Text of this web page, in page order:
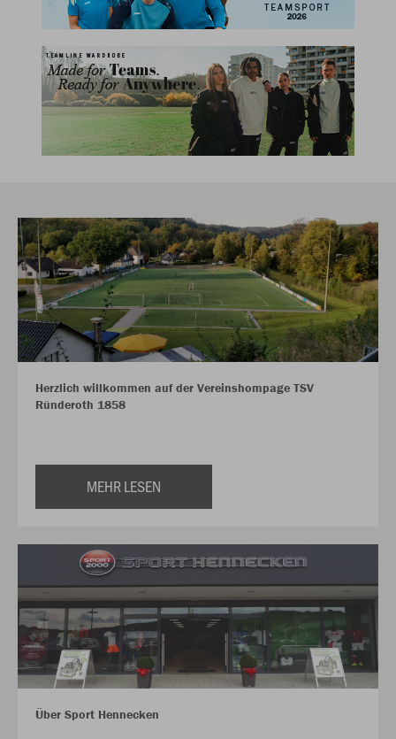
Herzlich willkommen auf der Vereinshompage TSV
Ründeroth 1858
MEHR LESEN
Über Sport Hennecken